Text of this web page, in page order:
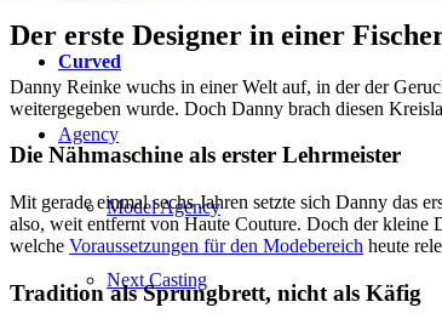
Curved
Agency
Model Agency
Next Casting
Der erste Designer in einer
Danny Reinke wuchs in einer Welt auf, in der der
weitergegeben wurde. Doch Danny brach diesen
Die Nähmaschine als erster Lehrmeister
Mit gerade einmal sechs Jahren setzte sich Danny das
also, weit entfernt von Haute Couture. Doch der kleine
welche Voraussetzungen für den Modebereich heute
Tradition als Sprungbrett, nicht als Käfig